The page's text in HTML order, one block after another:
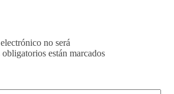
no será
están marcados